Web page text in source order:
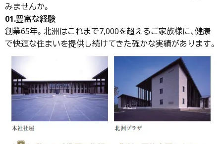
みませんか。
01.豊富な経験
創業65年。北洲はこれまで7,000を超えるご家族様に、健康
で快適な住まいを提供し続けてきた確かな実績があります。